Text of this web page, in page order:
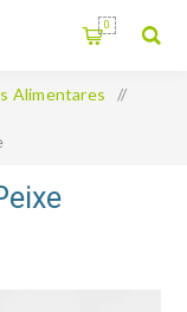
0
Alimentares /